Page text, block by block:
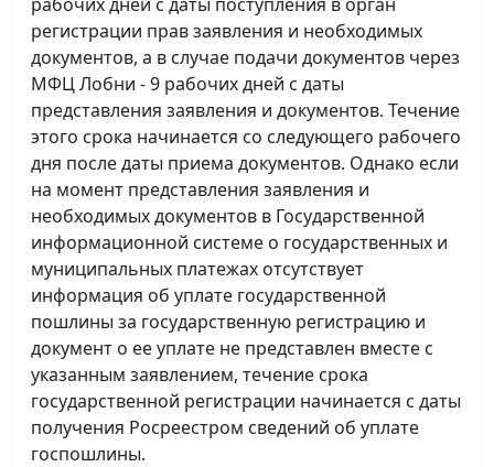
регистрации прав заявления и необходимых
документов, а в случае подачи документов через
МФЦ Лобни - 9 рабочих дней с даты
представления заявления и документов. Течение
этого срока начинается со следующего рабочего
дня после даты приема документов. Однако если
на момент представления заявления и
необходимых документов в Государственной
информационной системе о государственных и
муниципальных платежах отсутствует
информация об уплате государственной
пошлины за государственную регистрацию и
документ о ее уплате не представлен вместе с
указанным заявлением, течение срока
государственной регистрации начинается с даты
получения Росреестром сведений об уплате
госпошлины.